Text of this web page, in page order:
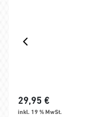
29,95 €
inkl. 19 % MwSt.